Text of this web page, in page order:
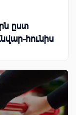
ըստ
հունիս